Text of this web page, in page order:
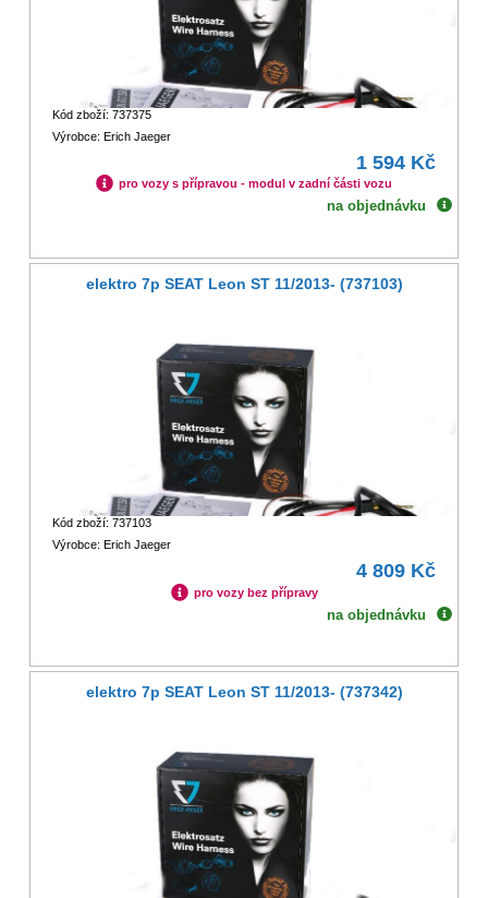
Kód zboží: 737375
Výrobce: Erich Jaeger
1 594 Kč
pro vozy s přípravou - modul v zadní části vozu
na objednávku
elektro 7p SEAT Leon ST 11/2013- (737103)
Kód zboží: 737103
Výrobce: Erich Jaeger
4 809 Kč
pro vozy bez přípravy
na objednávku
elektro 7p SEAT Leon ST 11/2013- (737342)